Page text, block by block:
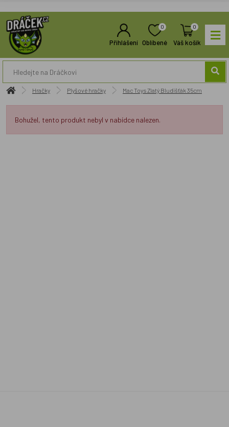
Přihlášení
0
Oblíbené
0
Váš košík
Hračky Plyšové hračky Mac Toys Zlatý Bludišťák 35cm
Bohužel, tento produkt nebyl v nabídce nalezen.